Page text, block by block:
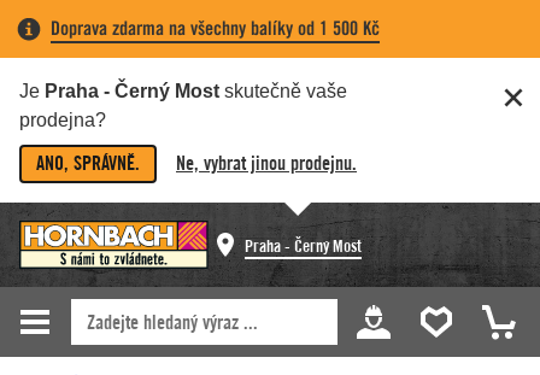
Doprava zdarma na všechny balíky od 1 500 Kč
Je Praha - Černý Most skutečně vaše
prodejna?
ANO, SPRÁVNĚ. Ne, vybrat jinou prodejnu.
Praha - Černý Most